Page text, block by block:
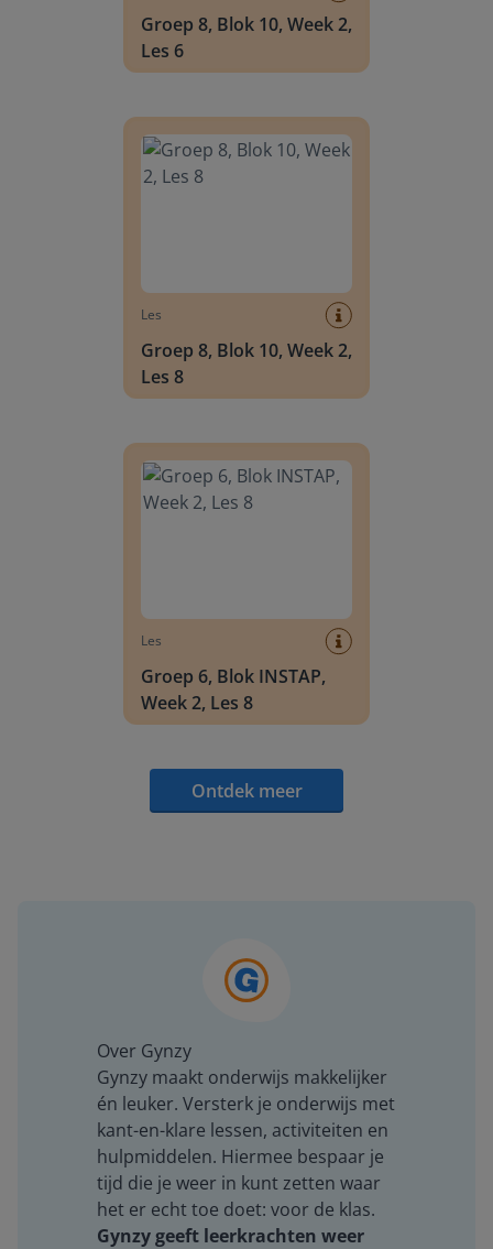
Groep 8, Blok 10, Week 2,
Les 6
Les
Groep 8, Blok 10, Week 2,
Les 8
Les
Groep 6, Blok INSTAP,
Week 2, Les 8
Ontdek meer
Over Gynzy
Gynzy maakt onderwijs makkelijker
én leuker. Versterk je onderwijs met
kant-en-klare lessen, activiteiten en
hulpmiddelen. Hiermee bespaar je
tijd die je weer in kunt zetten waar
het er echt toe doet: voor de klas.
Gynzy geeft leerkrachten weer